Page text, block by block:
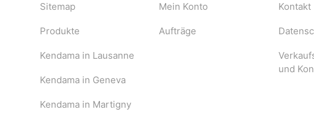
Sitemap
Produkte
Kendama in Lausanne
Kendama in Geneva
Kendama in Martigny
Mein Konto
Aufträge
Kontakt
und